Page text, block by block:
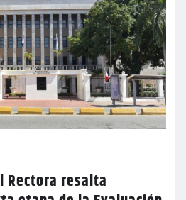
Rectora resalta